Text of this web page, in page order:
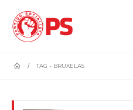
TAG - BRUXELAS